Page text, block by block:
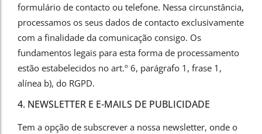
formulário de contacto ou telefone. Nessa circunstância,
processamos os seus dados de contacto exclusivamente
com a finalidade da comunicação consigo. Os
fundamentos legais para esta forma de processamento
estão estabelecidos no art.º 6, parágrafo 1, frase 1,
alínea b), do RGPD.
4. NEWSLETTER E E-MAILS DE PUBLICIDADE
Tem a opção de subscrever a nossa newsletter, onde o